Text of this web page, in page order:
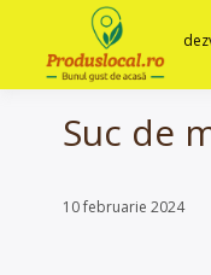
content
Suc de
10 februarie 2024